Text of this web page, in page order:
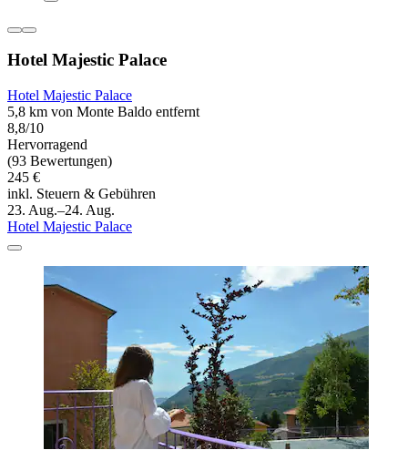
Hotel Majestic Palace
Hotel Majestic Palace
5,8 km von Monte Baldo entfernt
8,8/10
Hervorragend
(93 Bewertungen)
245 €
inkl. Steuern & Gebühren
23. Aug.–24. Aug.
Hotel Majestic Palace